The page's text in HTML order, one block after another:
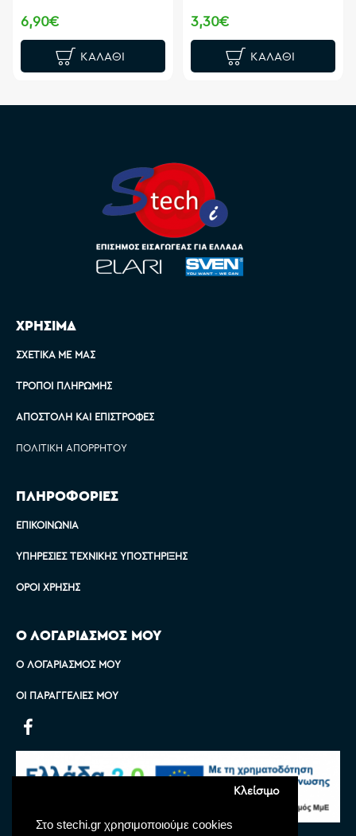
Στο stechi.gr χρησιμοποιούμε cookies
Κλείσιμο
6,90€
ΚΑΛΆΘΙ
3,30€
ΚΑΛΆΘΙ
ΧΡΗΣΙΜΑ
ΣΧΕΤΙΚΆ ΜΕ ΜΑΣ
ΤΡΌΠΟΙ ΠΛΗΡΩΜΉΣ
ΑΠΟΣΤΟΛΉ ΚΑΙ ΕΠΙΣΤΡΟΦΈΣ
ΠΟΛΙΤΙΚΉ ΑΠΟΡΡΉΤΟΥ
ΠΛΗΡΟΦΟΡΙΕΣ
ΕΠΙΚΟΙΝΩΝΊΑ
ΥΠΗΡΕΣΊΕΣ ΤΕΧΝΙΚΉΣ ΥΠΟΣΤΉΡΙΞΗΣ
ΌΡΟΙ ΧΡΉΣΗΣ
Ο ΛΟΓΑΡΙΑΣΜΟΣ ΜΟΥ
Ο ΛΟΓΑΡΙΑΣΜΌΣ ΜΟΥ
ΟΙ ΠΑΡΑΓΓΕΛΊΕΣ ΜΟΥ